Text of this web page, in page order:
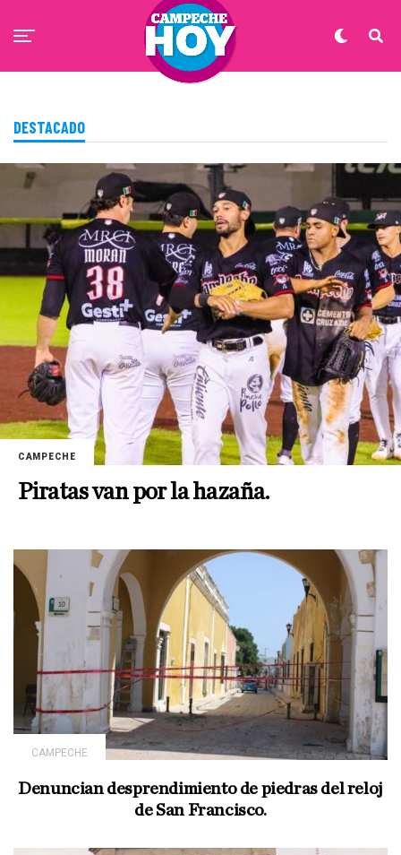
DESTACADO
CAMPECHE
Piratas van por la hazaña.
CAMPECHE
Denuncian desprendimiento de piedras del reloj
de San Francisco.